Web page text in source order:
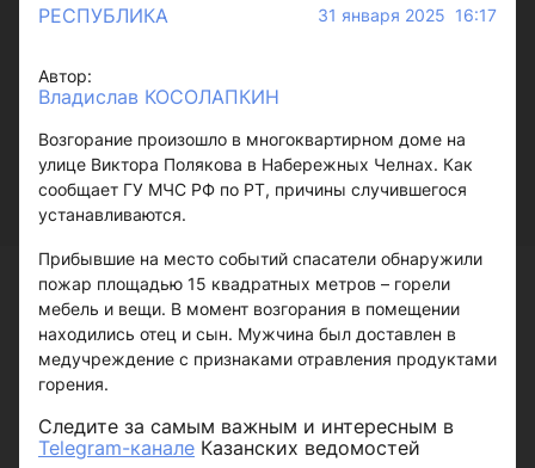
РЕСПУБЛИКА 31 января 2025 16:17
Автор:
Владислав КОСОЛАПКИН
Возгорание произошло в многоквартирном доме на
улице Виктора Полякова в Набережных Челнах. Как
сообщает ГУ МЧС РФ по РТ, причины случившегося
устанавливаются.
Прибывшие на место событий спасатели обнаружили
пожар площадью 15 квадратных метров – горели
мебель и вещи. В момент возгорания в помещении
находились отец и сын. Мужчина был доставлен в
медучреждение с признаками отравления продуктами
горения.
Следите за самым важным и интересным в
Telegram-канале Казанских ведомостей